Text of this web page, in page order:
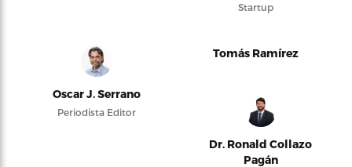
Startup
Oscar J. Serrano
Periodista Editor
Tomás Ramírez
Dr. Ronald Collazo
Pagán